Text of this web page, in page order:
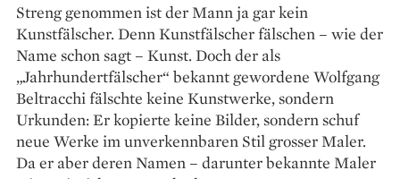
Streng genommen ist der Mann ja gar kein
Kunstfälscher. Denn ­Kunstfälscher fälschen – wie der
Name schon sagt – Kunst. Doch der als
„Jahrhundertfälscher“ bekannt gewordene Wolfgang
Beltracchi fälschte keine Kunstwerke, sondern
Urkunden: Er kopierte keine Bilder, sondern schuf
neue Werke im unverkennbaren Stil grosser Maler.
Da er aber deren Namen – darunter bekannte Maler